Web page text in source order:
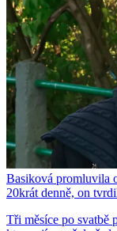
Basiková promluvila
20krát denně, on
Tři měsíce po svatbě